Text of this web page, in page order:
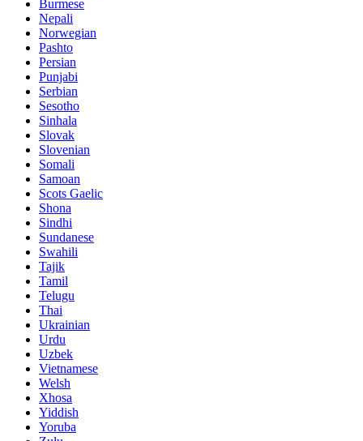
Burmese
Nepali
Norwegian
Pashto
Persian
Punjabi
Serbian
Sesotho
Sinhala
Slovak
Slovenian
Somali
Samoan
Scots Gaelic
Shona
Sindhi
Sundanese
Swahili
Tajik
Tamil
Telugu
Thai
Ukrainian
Urdu
Uzbek
Vietnamese
Welsh
Xhosa
Yiddish
Yoruba